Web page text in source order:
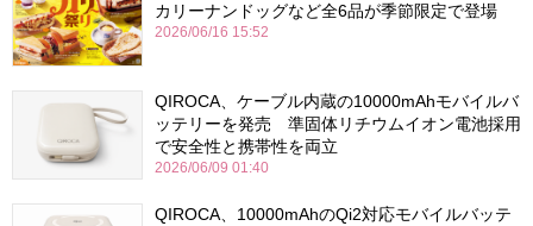
カリーナンドッグなど全6品が季節限定で登場
2026/06/16 15:52
QIROCA、ケーブル内蔵の10000mAhモバイルバ
ッテリーを発売 準固体リチウムイオン電池採用
で安全性と携帯性を両立
2026/06/09 01:40
QIROCA、10000mAhのQi2対応モバイルバッテ